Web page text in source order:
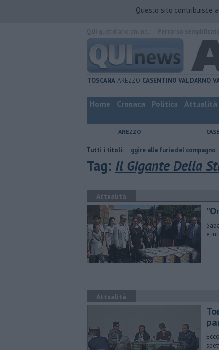
Questo sito contribuisce
TOSCANA AREZZO CASENTINO VALDARNO
Home Cronaca Politica Attualità
AREZZO
Tutti i titoli:
Nascosta in un bar per sfuggire alla furia del compagno ​Tutte
Tag: Il Gigante Della
Attualità
e
Attualità